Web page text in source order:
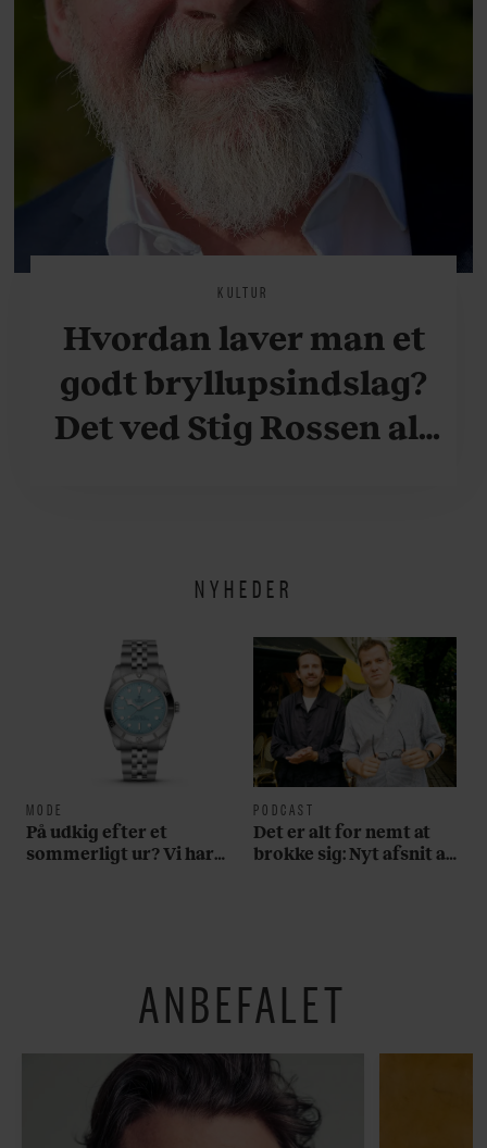
KULTUR
Hvordan laver man et
godt bryllupsindslag?
Det ved Stig Rossen alt
NYHEDER
MODE
På udkig efter et
sommerligt ur? Vi har
PODCAST
Det er alt for nemt at
brokke sig: Nyt afsnit af
ANBEFALET